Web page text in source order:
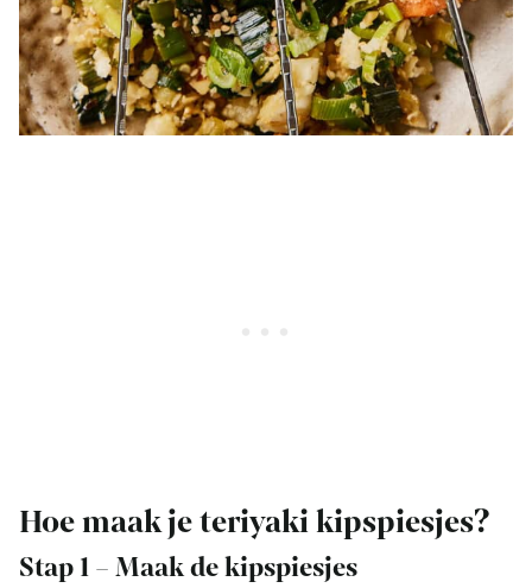
Hoe maak je teriyaki kipspiesjes?
Stap 1 – Maak de kipspiesjes